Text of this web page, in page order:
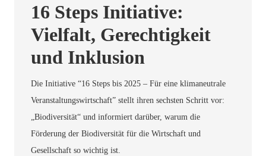
16 Steps Initiative:
Vielfalt, Gerechtigkeit
und Inklusion
Die Initiative “16 Steps bis 2025 – Für eine klimaneutrale
Veranstaltungswirtschaft” stellt ihren sechsten Schritt vor:
„Biodiversität“ und informiert darüber, warum die
Förderung der Biodiversität für die Wirtschaft und
Gesellschaft so wichtig ist.